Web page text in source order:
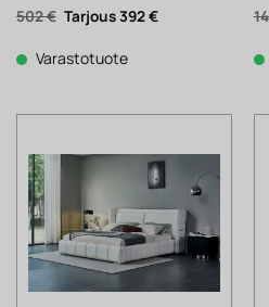
502€ Alkuperäinen
hinta
502 €.
392€Nykyinen
Varastotuote